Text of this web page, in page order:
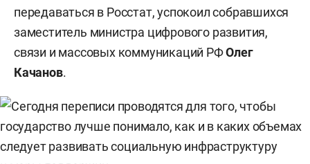
передаваться в Росстат, успокоил собравшихся
заместитель министра цифрового развития,
связи и массовых коммуникаций РФОлег
Качанов.